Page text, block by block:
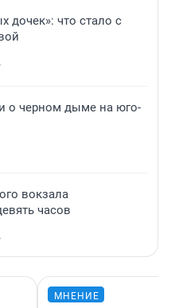
дочек»: что стало с
о черном дыме на юго-
вокзала
часов
МНЕНИЕ